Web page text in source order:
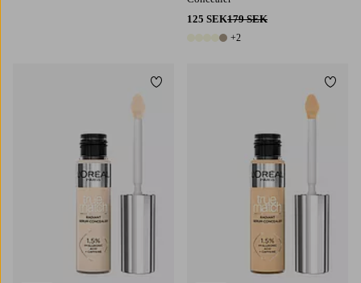
125 SEK179 SEK
+2
Lägg till i favoriter